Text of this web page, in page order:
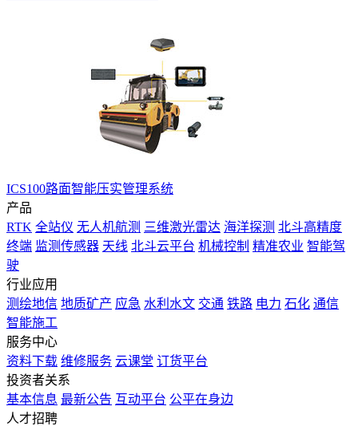
ICS100路面智能压实管理系统
产品
RTK 全站仪 无人机航测 三维激光雷达 海洋探测 北斗高精度
终端 监测传感器 天线 北斗云平台 机械控制 精准农业 智能驾
驶
行业应用
测绘地信 地质矿产 应急 水利水文 交通 铁路 电力 石化 通信
智能施工
服务中心
资料下载 维修服务 云课堂 订货平台
投资者关系
基本信息 最新公告 互动平台 公平在身边
人才招聘